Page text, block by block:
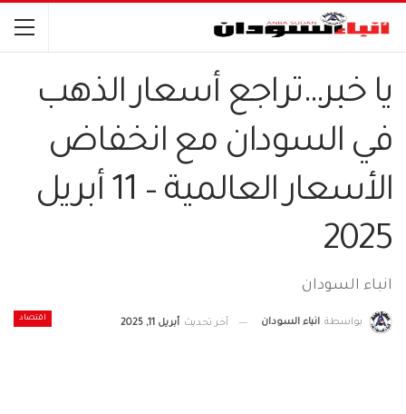
يا خبر…تراجع أسعار الذهب
في السودان مع انخفاض
الأسعار العالمية – 11 أبريل
2025
انباء السودان
اقتصاد بواسطة انباء السودان آخر تحديث أبريل 11, 2025